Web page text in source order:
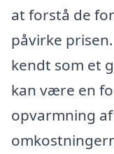
at forstå de
påvirke
kendt som et
kan være en
opvarmning